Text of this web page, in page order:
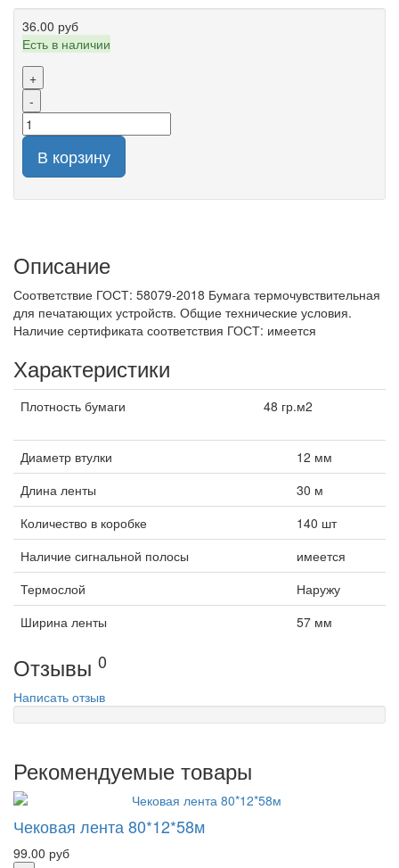
36.00 руб
Есть в наличии
+
-
В корзину
Описание
Соответствие ГОСТ: 58079-2018 Бумага термочувствительная
для печатающих устройств. Общие технические условия.
Наличие сертификата соответствия ГОСТ: имеется
Характеристики
Плотность бумаги 48 гр.м2
Диаметр втулки
12 мм
Длина ленты
30 м
Количество в коробке
140 шт
Наличие сигнальной полосы
имеется
Термослой
Наружу
Ширина ленты
57 мм
Отзывы 0
Написать отзыв
Рекомендуемые товары
Чековая лента 80*12*58м
99.00 руб